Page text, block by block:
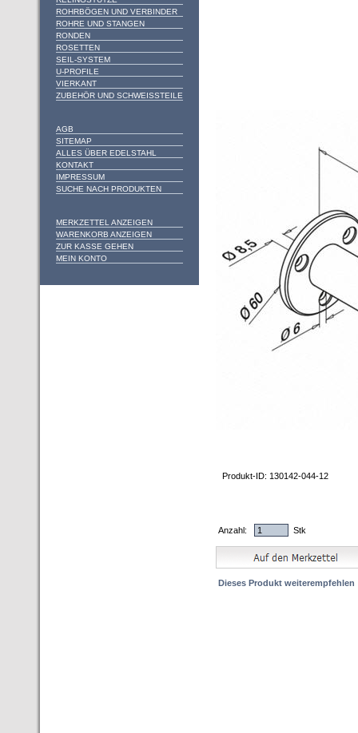
ROHRBÖGEN UND VERBINDER
ROHRE UND STANGEN
RONDEN
ROSETTEN
SEIL-SYSTEM
U-PROFILE
VIERKANT
ZUBEHÖR UND SCHWEISSTEILE
AGB
SITEMAP
ALLES ÜBER EDELSTAHL
KONTAKT
IMPRESSUM
SUCHE NACH PRODUKTEN
MERKZETTEL ANZEIGEN
WARENKORB ANZEIGEN
ZUR KASSE GEHEN
MEIN KONTO
Produkt-ID: 130142-044-12
Anzahl: Stk
Dieses Produkt weiterempfehlen